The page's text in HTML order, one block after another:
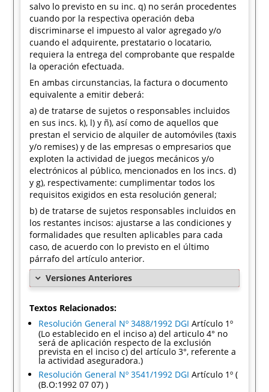
salvo lo previsto en su inc. q) no serán procedentes
cuando por la respectiva operación deba
discriminarse el impuesto al valor agregado y/o
cuando el adquirente, prestatario o locatario,
requiera la entrega del comprobante que respalde
la operación efectuada.
En ambas circunstancias, la factura o documento
equivalente a emitir deberá:
a) de tratarse de sujetos o responsables incluidos
en sus incs. k), l) y ñ), así como de aquellos que
prestan el servicio de alquiler de automóviles (taxis
y/o remises) y de las empresas o empresarios que
exploten la actividad de juegos mecánicos y/o
electrónicos al público, mencionados en los incs. d)
y g), respectivamente: cumplimentar todos los
requisitos exigidos en esta resolución general;
b) de tratarse de sujetos responsables incluidos en
los restantes incisos: ajustarse a las condiciones y
formalidades que resulten aplicables para cada
caso, de acuerdo con lo previsto en el último
párrafo del artículo anterior.
Versiones Anteriores
Textos Relacionados:
Resolución General Nº 3488/1992 DGI Artículo 1º
(Lo establecido en el inciso a) del articulo 4° no
será de aplicación respecto de la exclusión
prevista en el inciso c) del artículo 3°, referente a
la actividad aseguradora.)
Resolución General Nº 3541/1992 DGI Artículo 1º (
(B.O:1992 07 07) )